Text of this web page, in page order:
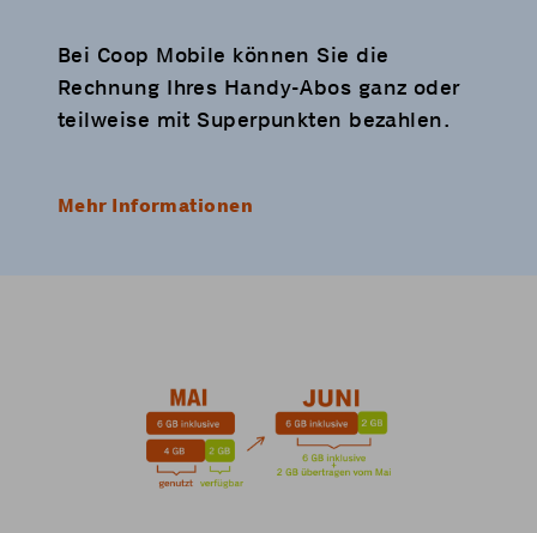
Bei Coop Mobile können Sie die
Rechnung Ihres Handy-Abos ganz oder
teilweise mit Superpunkten bezahlen.
Mehr Informationen